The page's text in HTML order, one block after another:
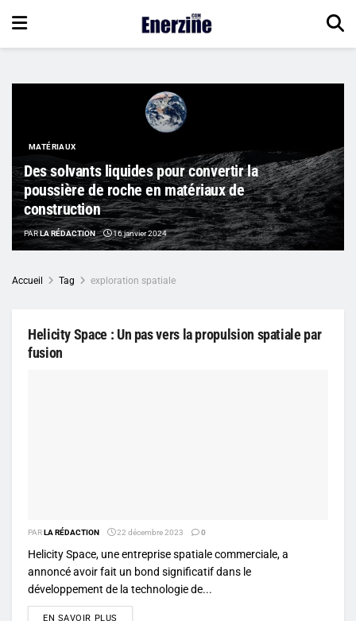
MATÉRIAUX
Des solvants liquides pour convertir la
poussière de roche en matériaux de
construction
PARLA RÉDACTION 16 janvier 2024
Accueil Tag exploration spatiale
Helicity Space : Un pas vers la propulsion spatiale par
fusion
PARLA RÉDACTION 22 décembre 2023 0
Helicity Space, une entreprise spatiale commerciale, a
annoncé avoir fait un bond significatif dans le
développement de la technologie de...
EN SAVOIR PLUS